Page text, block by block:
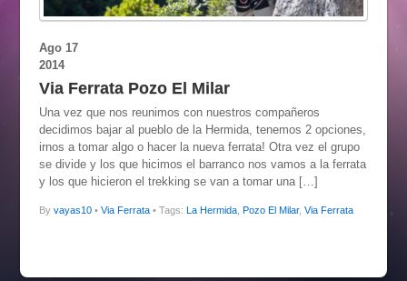
Ago 17
2014
Via Ferrata Pozo El Milar
Una vez que nos reunimos con nuestros compañeros
decidimos bajar al pueblo de la Hermida, tenemos 2 opciones,
irnos a tomar algo o hacer la nueva ferrata! Otra vez el grupo
se divide y los que hicimos el barranco nos vamos a la ferrata
y los que hicieron el trekking se van a tomar una […]
By vayas10• Via Ferrata • Tags: La Hermida, Pozo El Milar, Via Ferrata